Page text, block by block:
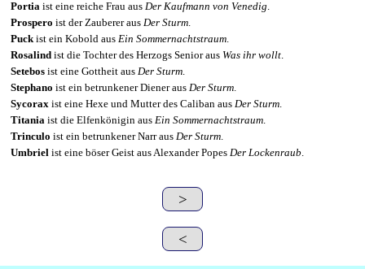
Portia ist eine reiche Frau aus Der Kaufmann von Venedig.
Prospero ist der Zauberer aus Der Sturm.
Puckist ein Kobold aus Ein Sommernachtstraum.
Rosalind ist die Tochter des Herzogs Senior aus Was ihr wollt.
Setebos ist eine Gottheit aus Der Sturm.
Stephano ist ein betrunkener Diener aus Der Sturm.
Sycorax ist eine Hexe und Mutter des Caliban aus Der Sturm.
Titania ist die Elfenkönigin aus Ein Sommernachtstraum.
Trinculo ist ein betrunkener Narr aus Der Sturm.
Umbriel ist eine böser Geist aus Alexander Popes Der Lockenraub.
>
<